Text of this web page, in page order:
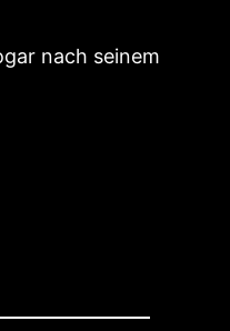
nach seinem